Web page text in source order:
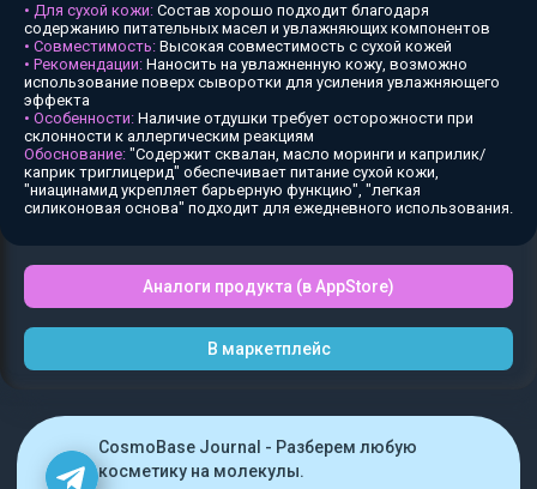
• Для сухой кожи: Состав хорошо подходит благодаря
содержанию питательных масел и увлажняющих компонентов
• Совместимость: Высокая совместимость с сухой кожей
• Рекомендации: Наносить на увлажненную кожу, возможно
использование поверх сыворотки для усиления увлажняющего
эффекта
• Особенности: Наличие отдушки требует осторожности при
склонности к аллергическим реакциям
Обоснование: "Содержит сквалан, масло моринги и каприлик/
каприк триглицерид" обеспечивает питание сухой кожи,
"ниацинамид укрепляет барьерную функцию", "легкая
силиконовая основа" подходит для ежедневного использования.
Аналоги продукта (в AppStore)
В маркетплейс
CosmoBase Journal - Разберем любую
косметику на молекулы.